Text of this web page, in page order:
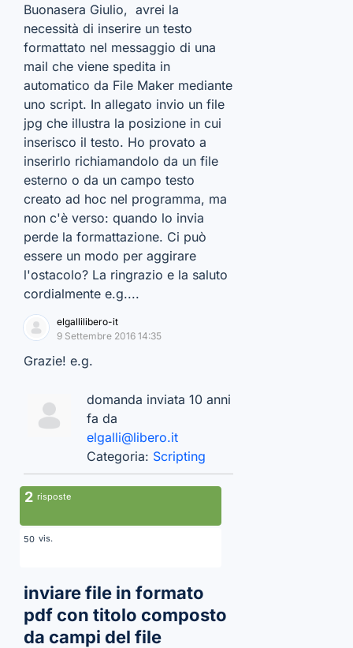
Buonasera Giulio, avrei la
necessità di inserire un testo
formattato nel messaggio di una
mail che viene spedita in
automatico da File Maker mediante
uno script. In allegato invio un file
jpg che illustra la posizione in cui
inserisco il testo. Ho provato a
inserirlo richiamandolo da un file
esterno o da un campo testo
creato ad hoc nel programma, ma
non c'è verso: quando lo invia
perde la formattazione. Ci può
essere un modo per aggirare
l'ostacolo? La ringrazio e la saluto
cordialmente e.g....
elgallilibero-it
9 Settembre 2016 14:35
Grazie! e.g.
domanda inviata 10 anni
fa da
elgalli@libero.it
Categoria: Scripting
2 risposte
50 vis.
inviare file in formato
pdf con titolo composto
da campi del file